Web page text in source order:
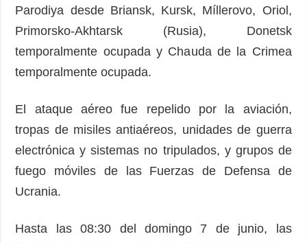
Fotos
Video
Releases
Parodiya desde Briansk, Kursk, Míllerovo, Oriol,
Primorsko-Akhtarsk (Rusia), Donetsk
temporalmente ocupada y Chauda de la Crimea
temporalmente ocupada.
El ataque aéreo fue repelido por la aviación,
tropas de misiles antiaéreos, unidades de guerra
electrónica y sistemas no tripulados, y grupos de
fuego móviles de las Fuerzas de Defensa de
Ucrania.
Hasta las 08:30 del domingo 7 de junio, las